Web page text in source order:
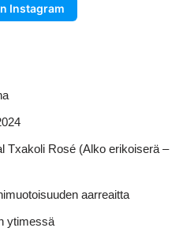
Instagram
Txakoli Rosé (Alko erikoiserä –
aarreaitta
ytimessä